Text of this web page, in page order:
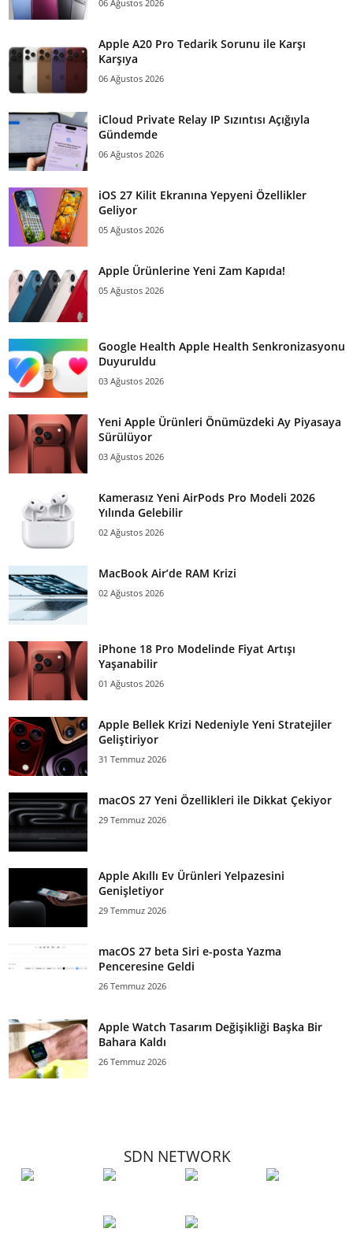
06 Ağustos 2026
Apple A20 Pro Tedarik Sorunu ile Karşı
Karşıya
06 Ağustos 2026
iCloud Private Relay IP Sızıntısı Açığıyla
Gündemde
06 Ağustos 2026
iOS 27 Kilit Ekranına Yepyeni Özellikler
Geliyor
05 Ağustos 2026
Apple Ürünlerine Yeni Zam Kapıda!
05 Ağustos 2026
Google Health Apple Health Senkronizasyonu
Duyuruldu
03 Ağustos 2026
Yeni Apple Ürünleri Önümüzdeki Ay Piyasaya
Sürülüyor
03 Ağustos 2026
Kamerasız Yeni AirPods Pro Modeli 2026
Yılında Gelebilir
02 Ağustos 2026
MacBook Air’de RAM Krizi
02 Ağustos 2026
iPhone 18 Pro Modelinde Fiyat Artışı
Yaşanabilir
01 Ağustos 2026
Apple Bellek Krizi Nedeniyle Yeni Stratejiler
Geliştiriyor
31 Temmuz 2026
macOS 27 Yeni Özellikleri ile Dikkat Çekiyor
29 Temmuz 2026
Apple Akıllı Ev Ürünleri Yelpazesini
Genişletiyor
29 Temmuz 2026
macOS 27 beta Siri e-posta Yazma
Penceresine Geldi
26 Temmuz 2026
Apple Watch Tasarım Değişikliği Başka Bir
Bahara Kaldı
26 Temmuz 2026
SDN NETWORK